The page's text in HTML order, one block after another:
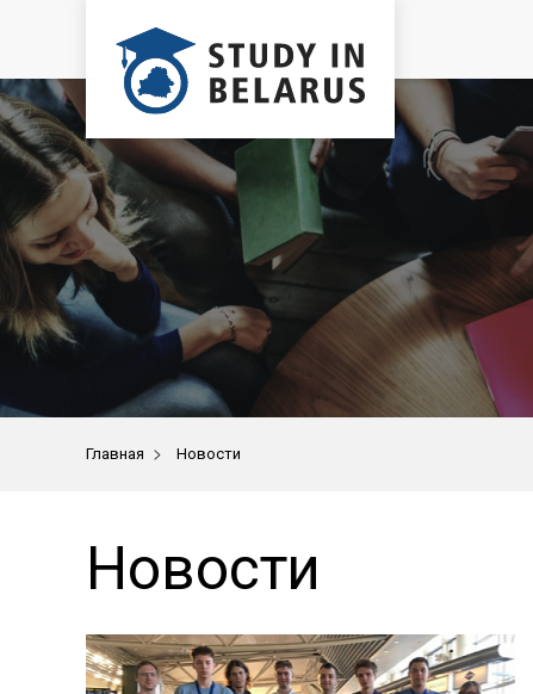
Главная > Новости
Новости